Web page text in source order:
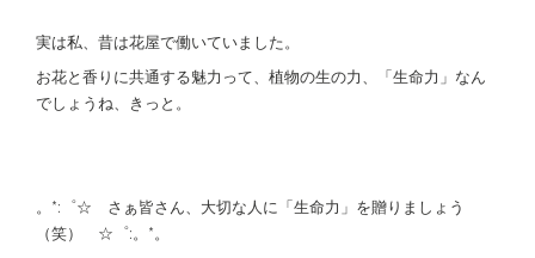
実は私、昔は花屋で働いていました。
お花と香りに共通する魅力って、植物の生の力、「生命力」なん
でしょうね、きっと。
。*:゜☆ さぁ皆さん、大切な人に「生命力」を贈りましょう
（笑） ☆゜:。*。